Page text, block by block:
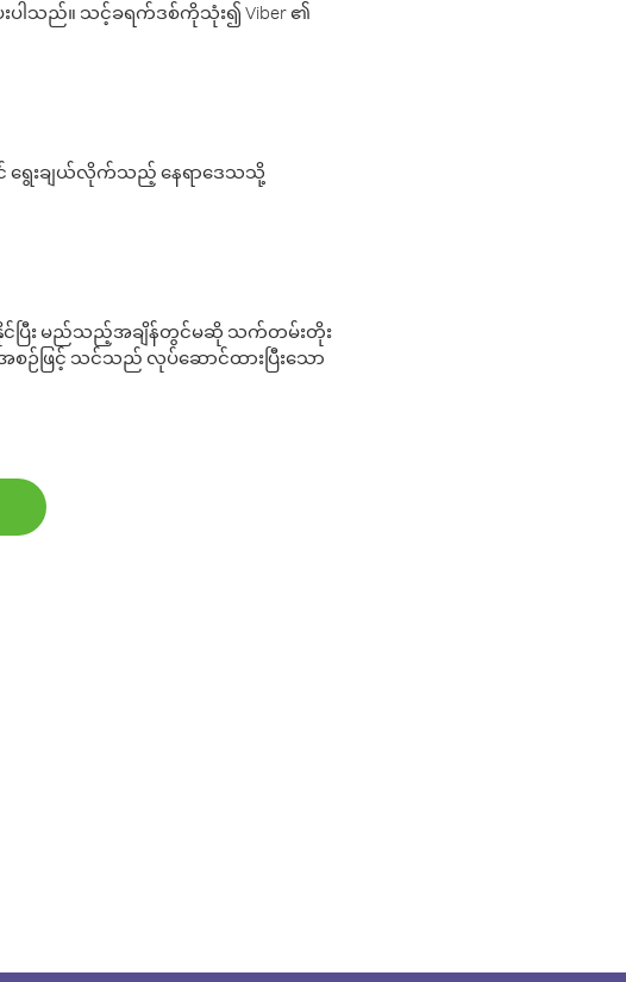
ါသည်။ သင့်ခရက်ဒစ်ကိုသုံး၍ Viber ၏
င် ရွေးချယ်လိုက်သည့် နေရာဒေသသို့
ပ်နိုင်ပြီး မည်သည့်အချိန်တွင်မဆို သက်တမ်းတိုး
ဉ်ဖြင့် သင်သည် လုပ်ဆောင်ထားပြီးသော